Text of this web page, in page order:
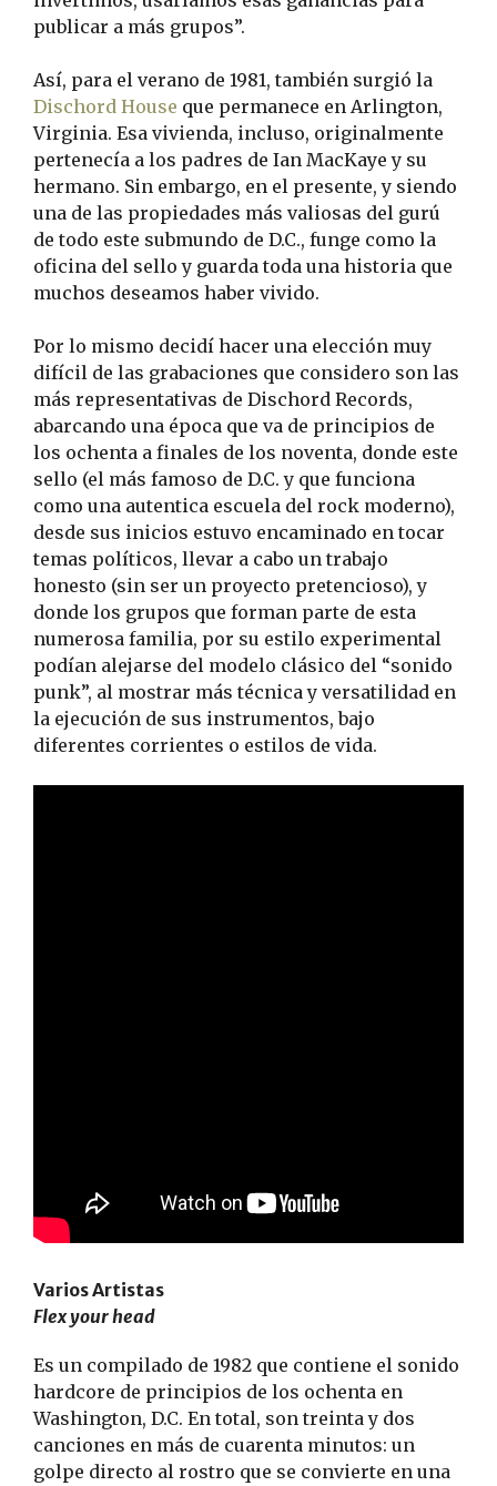
publicar a más grupos”.
Así, para el verano de 1981, también surgió la
Dischord House que permanece en Arlington,
Virginia. Esa vivienda, incluso, originalmente
pertenecía a los padres de Ian MacKaye y su
hermano. Sin embargo, en el presente, y siendo
una de las propiedades más valiosas del gurú
de todo este submundo de D.C., funge como la
oficina del sello y guarda toda una historia que
muchos deseamos haber vivido.
Por lo mismo decidí hacer una elección muy
difícil de las grabaciones que considero son las
más representativas de Dischord Records,
abarcando una época que va de principios de
los ochenta a finales de los noventa, donde este
sello (el más famoso de D.C. y que funciona
como una autentica escuela del rock moderno),
desde sus inicios estuvo encaminado en tocar
temas políticos, llevar a cabo un trabajo
honesto (sin ser un proyecto pretencioso), y
donde los grupos que forman parte de esta
numerosa familia, por su estilo experimental
podían alejarse del modelo clásico del “sonido
punk”, al mostrar más técnica y versatilidad en
la ejecución de sus instrumentos, bajo
diferentes corrientes o estilos de vida.
Varios Artistas
Flex your head
Es un compilado de 1982 que contiene el sonido
hardcore de principios de los ochenta en
Washington, D.C. En total, son treinta y dos
canciones en más de cuarenta minutos: un
golpe directo al rostro que se convierte en una